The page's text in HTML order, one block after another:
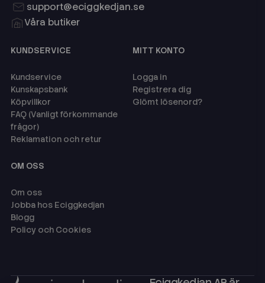
support@eciggkedjan.se
Våra butiker
KUNDSERVICE
Kundservice
Kunskapsbank
Köpvillkor
FAQ (Vanligt förkommande
frågor)
Reklamation och retur
MITT KONTO
Logga in
Registrera dig
Glömt lösenord?
OM OSS
Om oss
Jobba hos Eciggkedjan
Blogg
Policy och Cookies